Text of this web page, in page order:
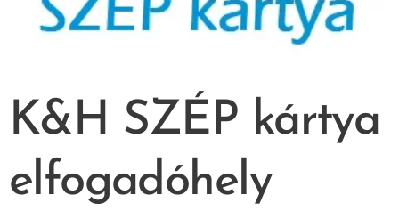
K&H SZÉP kártya
elfogadóhely